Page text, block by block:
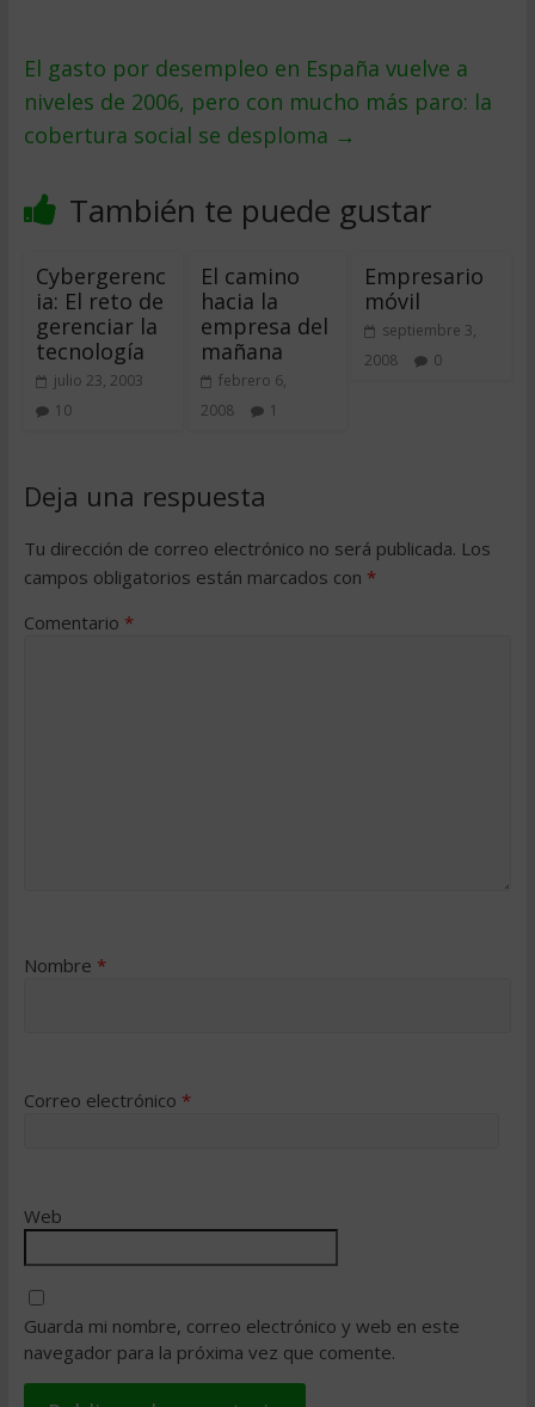
El gasto por desempleo en España vuelve a
niveles de 2006, pero con mucho más paro: la
cobertura social se desploma →
También te puede gustar
Cybergerenc
ia: El reto de
gerenciar la
tecnología
julio 23, 2003
10
El camino
hacia la
empresa del
mañana
febrero 6,
2008
1
Empresario
móvil
septiembre 3,
2008
0
Deja una respuesta
Tu dirección de correo electrónico no será publicada. Los
campos obligatorios están marcados con *
Comentario *
Nombre *
Correo electrónico *
Web
Guarda mi nombre, correo electrónico y web en este
navegador para la próxima vez que comente.